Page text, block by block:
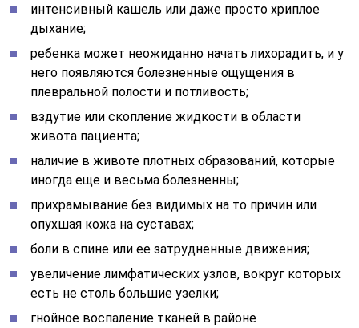
интенсивный кашель или даже просто хриплое
дыхание;
ребенка может неожиданно начать лихорадить, и у
него появляются болезненные ощущения в
плевральной полости и потливость;
вздутие или скопление жидкости в области
живота пациента;
наличие в животе плотных образований, которые
иногда еще и весьма болезненны;
прихрамывание без видимых на то причин или
опухшая кожа на суставах;
боли в спине или ее затрудненные движения;
увеличение лимфатических узлов, вокруг которых
есть не столь большие узелки;
гнойное воспаление тканей в районе